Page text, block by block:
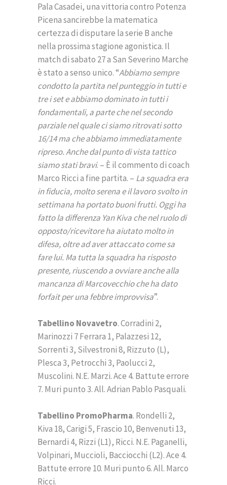
Pala Casadei, una vittoria contro Potenza
Picena sancirebbe la matematica
certezza di disputare la serie B anche
nella prossima stagione agonistica. Il
match di sabato 27 a San Severino Marche
è stato a senso unico. “Abbiamo sempre
condotto la partita nel punteggio in tutti e
tre i set e abbiamo dominato in tutti i
fondamentali, a parte che nel secondo
parziale nel quale ci siamo ritrovati sotto
16/14 ma che abbiamo immediatamente
ripreso. Anche dal punto di vista tattico
siamo stati bravi. – È il commento di coach
Marco Ricci a fine partita. – La squadra era
in fiducia, molto serena e il lavoro svolto in
settimana ha portato buoni frutti. Oggi ha
fatto la differenza Yan Kiva che nel ruolo di
opposto/ricevitore ha aiutato molto in
difesa, oltre ad aver attaccato come sa
fare lui. Ma tutta la squadra ha risposto
presente, riuscendo a ovviare anche alla
mancanza di Marcovecchio che ha dato
forfait per una febbre improvvisa”.
Tabellino Novavetro. Corradini 2,
Marinozzi 7 Ferrara 1, Palazzesi 12,
Sorrenti 3, Silvestroni 8, Rizzuto (L),
Plesca 3, Petrocchi 3, Paolucci 2,
Muscolini. N.E. Marzi. Ace 4. Battute errore
7. Muri punto 3. All. Adrian Pablo Pasquali.
Tabellino PromoPharma. Rondelli 2,
Kiva 18, Carigi 5, Frascio 10, Benvenuti 13,
Bernardi 4, Rizzi (L1), Ricci. N.E. Paganelli,
Volpinari, Muccioli, Bacciocchi (L2). Ace 4.
Battute errore 10. Muri punto 6. All. Marco
Ricci.